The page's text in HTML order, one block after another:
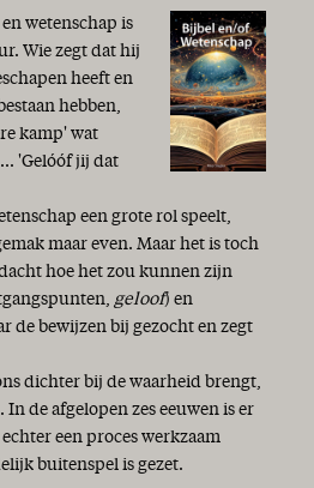
wetenschap is
Wie zegt dat hij
heeft en
hebben,
kamp' wat
'Gelóóf jij dat
een grote rol speelt,
maar even. Maar het is toch
hoe het zou kunnen zijn
geloof) en
de bewijzen bij gezocht en zegt
dichter bij de waarheid brengt,
In de afgelopen zes eeuwen is er
een proces werkzaam
buitenspel is gezet.